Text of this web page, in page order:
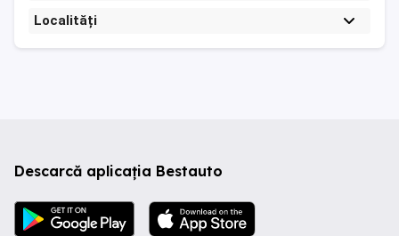
Localități
Descarcă aplicația Bestauto